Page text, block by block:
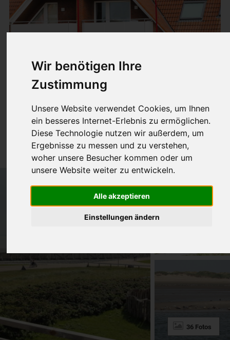
Wir benötigen Ihre
Zustimmung
Unsere Website verwendet Cookies, um Ihnen
ein besseres Internet-Erlebnis zu ermöglichen.
Diese Technologie nutzen wir außerdem, um
Ergebnisse zu messen und zu verstehen,
woher unsere Besucher kommen oder um
unsere Website weiter zu entwickeln.
Alle akzeptieren
Einstellungen ändern
Whg. Nr8 Shalom
35m² für 1-2 Pers.
36 Fotos